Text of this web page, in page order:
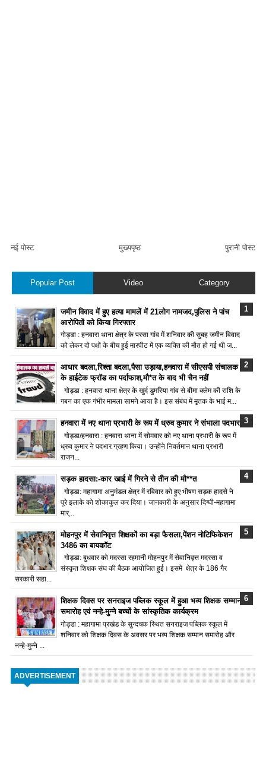
नई पोस्ट पुरानी पोस्ट
मुख्यपृष्ठ
Popular Post Video Category
जमीन विवाद में हुए हत्या मामलें में 21लोग नामजद,पुलिस ने पांच
आरोपितों को किया गिरफ्तार
गोड्डा : हनवारा थाना क्षेत्र के परसा गांव में शनिवार की सुबह जमीन विवाद
को लेकर दो पक्षों के बीच हुई मारपीट में एक व्यक्ति की मौत हो गई थी ज...
आधार बदला,रिश्ता बदला,पैसा उड़ाया,हनवारा में सीएसपी संचालक
के हाईटेक फ्रॉड का पर्दाफाश,मौ*त के बाद भी चैन नहीं
गोड्डा : हनवारा थाना क्षेत्र के खुर्द डुमरिया गांव से बीमा क्लेम की राशि के
गबन का एक गंभीर मामला सामने आया है। इस संबंध में मृतक के भाई म...
हनवारा में नए थाना प्रभारी के रूप में ध्रुव कुमार ने संभाला पदभार
गोड्डा/हनवारा : हनवारा थाना में सोमवार को नए थाना प्रभारी के रूप में
ध्रुव कुमार ने पदभार ग्रहण किया। उन्होंने निवर्तमान थाना प्रभारी
राजन...
सड़क हादसा:-कार खाई में गिरने से तीन की मौ**त
गोड्डा: महागामा अनुमंडल क्षेत्र में रविवार को हुए भीषण सड़क हादसे ने
पूरे इलाके को शोकाकुल कर दिया। जानकारी के अनुसार दिग्घी-महागामा
मार्...
मोहनपुर में सेवानिवृत्त शिक्षकों का बड़ा फैसला,पेंशन नोटिफिकेशन
3486 का बायकॉट
गोड्डा: बुधवार को मदरसा रहमानी मोहनपुर में सेवानिवृत्त मदरसा व
संस्कृत शिक्षक संघ की बैठक आयोजित हुई। इसमें क्षेत्र के 186 गैर
सरकारी सहा...
शिक्षक दिवस पर सनराइज पब्लिक स्कूल में हुआ भव्य शिक्षक सम्मान
समारोह एवं नन्हे-मुन्ने बच्चों के सांस्कृतिक कार्यक्रम
गोड्डा : महागामा प्रखंड के सुन्दचक स्थित सनराइज पब्लिक स्कूल में
शनिवार को शिक्षक दिवस के अवसर पर भव्य शिक्षक सम्मान समारोह और
नन्हे-मुन्ने ...
ADVERTISEMENT